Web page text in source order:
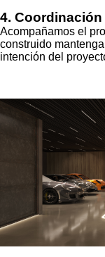
4.
Acompañamos el
construido
intención del